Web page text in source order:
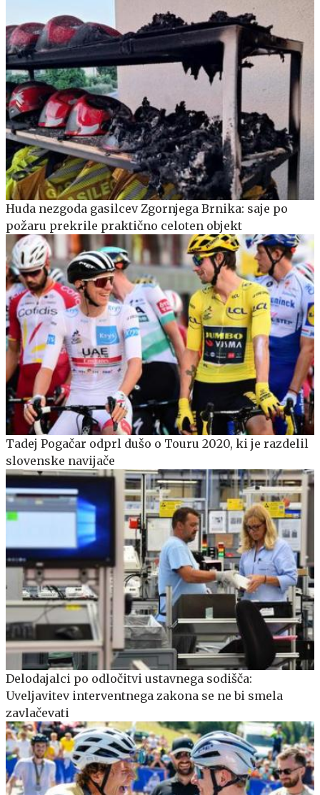
Huda nezgoda gasilcev Zgornjega Brnika: saje po
požaru prekrile praktično celoten objekt
Tadej Pogačar odprl dušo o Touru 2020, ki je razdelil
slovenske navijače
Delodajalci po odločitvi ustavnega sodišča:
Uveljavitev interventnega zakona se ne bi smela
zavlačevati